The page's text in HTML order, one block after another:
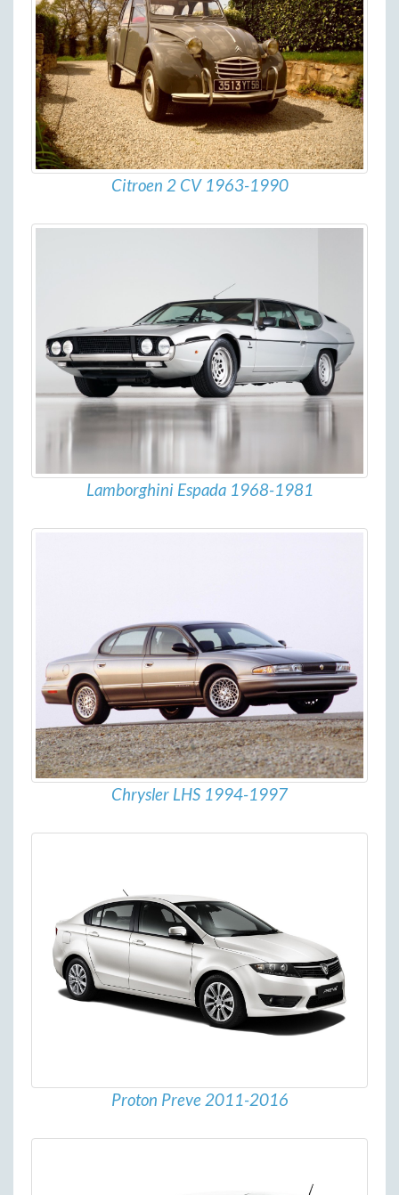
Citroen 2 CV 1963-1990
Lamborghini Espada 1968-1981
Chrysler LHS 1994-1997
Proton Preve 2011-2016